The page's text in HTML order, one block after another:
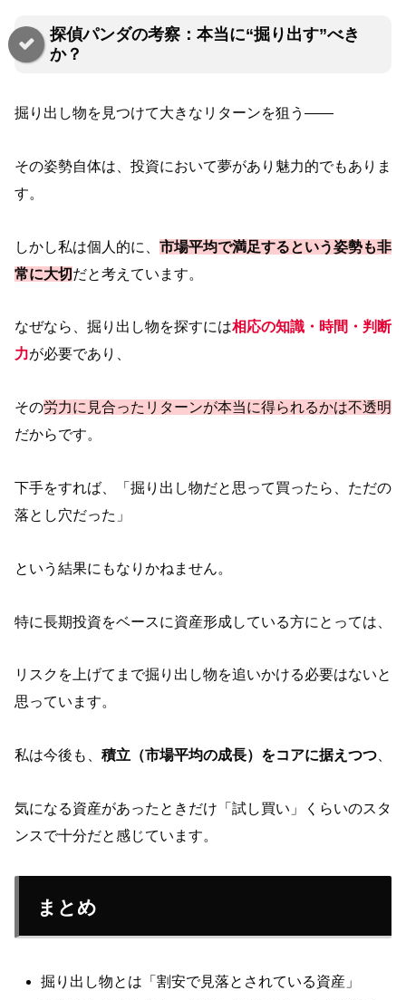
探偵パンダの考察：本当に“掘り出す”べき
か？
掘り出し物を見つけて大きなリターンを狙う――
その姿勢自体は、投資において夢があり魅力的でもありま
す。
しかし私は個人的に、 市場平均で満足するという姿勢も非
常に大切だと考えています。
なぜなら、掘り出し物を探すには相応の知識・時間・判断
力が必要であり、
その労力に見合ったリターンが本当に得られるかは不透明
だからです。
下手をすれば、「掘り出し物だと思って買ったら、ただの
落とし穴だった」
という結果にもなりかねません。
特に長期投資をベースに資産形成している方にとっては、
リスクを上げてまで掘り出し物を追いかける必要はないと
思っています。
私は今後も、 積立（市場平均の成長）をコアに据えつつ
気になる資産があったときだけ「試し買い」くらいのスタ
ンスで十分だと感じています。
まとめ
掘り出し物とは「割安で見落とされている資産」